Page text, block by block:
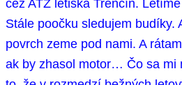
cez ATZ letiska Trenčín.
Stále poočku sledujem budíky.
povrch zeme pod nami. A
ak by zhasol motor… Čo sa mi